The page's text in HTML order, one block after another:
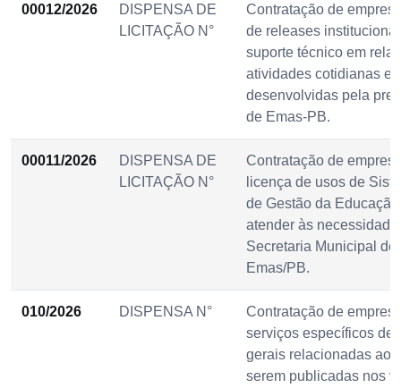
00012/2026
DISPENSA DE
LICITAÇÃO N°
Contratação de
de releases
suporte técnico em
atividades cotidianas e
desenvolvidas pela
de Emas-PB.
00011/2026
DISPENSA DE
LICITAÇÃO N°
Contratação de
licença de usos de
de Gestão da
atender às
Secretaria Municipal
Emas/PB.
010/2026 DISPENSA N°
Contratação de
serviços específicos de
gerais relacionadas ao
serem publicadas nos